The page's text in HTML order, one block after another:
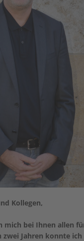
Kollegen,
mich bei Ihnen allen
zwei Jahren konnte ich